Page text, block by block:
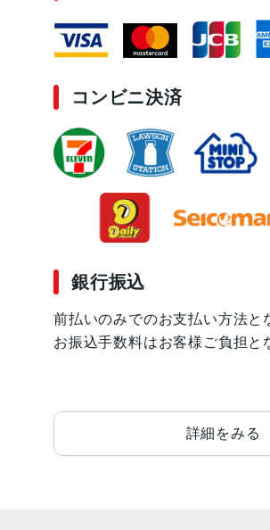
コンビニ決済
銀行振込
前払いのみでのお支払い方法と
お振込手数料はお客様ご負担と
詳細をみる